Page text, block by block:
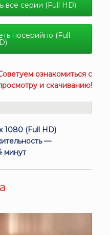
все серии (Full HD)
посерийно (Full
ознакомиться с
и скачиванию!
1080 (Full HD)
—
минут